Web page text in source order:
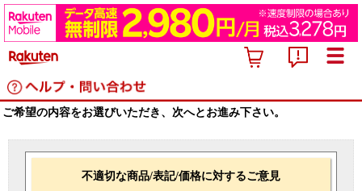
ご希望の内容をお選びいただき、次へとお進み下さい。
不適切な商品/表記/価格に対するご意見